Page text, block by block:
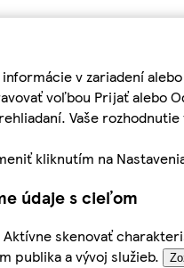
v zariadení
voľbou Prijať alebo
Vaše
kliknutím na
údaje s cieľom
skenovať
publika a vývoj služieb.